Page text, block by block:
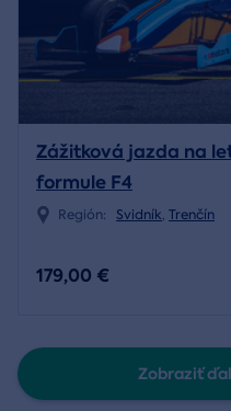
Zážitková jazda na
formule F4
Región: Svidník, Trenčín
179,00 €
Zobraziť